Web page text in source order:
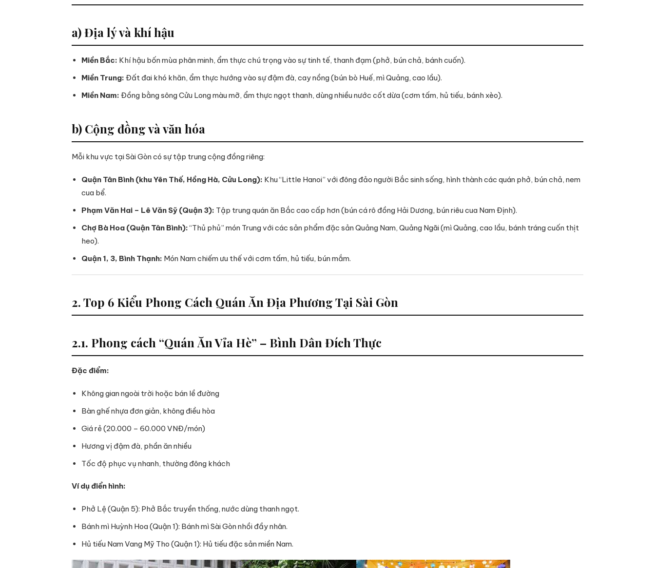
a) Địa lý và khí hậu
Miền Bắc: Khí hậu bốn mùa phân minh, ẩm thực chú trọng vào sự tinh tế, thanh đạm (phở, bún chả, bánh cuốn).
Miền Trung: Đất đai khó khăn, ẩm thực hướng vào sự đậm đà, cay nồng (bún bò Huế, mì Quảng, cao lầu).
Miền Nam: Đồng bằng sông Cửu Long màu mỡ, ẩm thực ngọt thanh, dùng nhiều nước cốt dừa (cơm tấm, hủ tiếu, bánh xèo).
b) Cộng đồng và văn hóa
Mỗi khu vực tại Sài Gòn có sự tập trung cộng đồng riêng:
Quận Tân Bình (khu Yên Thế, Hồng Hà, Cửu Long): Khu “Little Hanoi” với đông đảo người Bắc sinh sống, hình thành các quán phở, bún chả, nem
cua bể.
Phạm Văn Hai – Lê Văn Sỹ (Quận 3): Tập trung quán ăn Bắc cao cấp hơn (bún cá rô đồng Hải Dương, bún riêu cua Nam Định).
Chợ Bà Hoa (Quận Tân Bình):“Thủ phủ” món Trung với các sản phẩm đặc sản Quảng Nam, Quảng Ngãi (mì Quảng, cao lầu, bánh tráng cuốn thịt
heo).
Quận 1, 3, Bình Thạnh: Món Nam chiếm ưu thế với cơm tấm, hủ tiếu, bún mắm.
2. Top 6 Kiểu Phong Cách Quán Ăn Địa Phương Tại Sài Gòn
2.1. Phong cách “Quán Ăn Vỉa Hè” – Bình Dân Đích Thực
Đặc điểm:
Không gian ngoài trời hoặc bán lề đường
Bàn ghế nhựa đơn giản, không điều hòa
Giá rẻ (20.000 – 60.000 VNĐ/món)
Hương vị đậm đà, phần ăn nhiều
Tốc độ phục vụ nhanh, thường đông khách
Ví dụ điển hình:
Phở Lệ (Quận 5): Phở Bắc truyền thống, nước dùng thanh ngọt.
Bánh mì Huỳnh Hoa (Quận 1): Bánh mì Sài Gòn nhồi đầy nhân.
Hủ tiếu Nam Vang Mỹ Tho (Quận 1): Hủ tiếu đặc sản miền Nam.